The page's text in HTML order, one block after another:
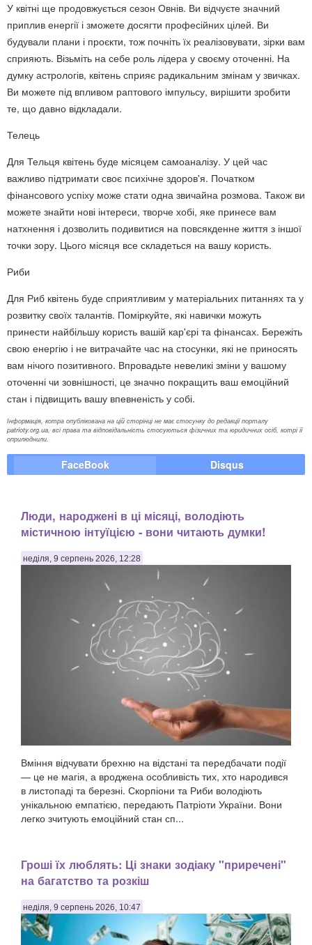
У квітні ще продовжується сезон Овнів. Ви відчуєте значний
приплив енергії і зможете досягти професійних цілей. Ви
будували плани і проєкти, тож почніть їх реалізовувати, зірки вам
сприяють. Візьміть на себе роль лідера у своєму оточенні. На
думку астрологів, квітень сприяє радикальним змінам у звичках.
Ви можете під впливом раптового імпульсу, вирішити зробити
те, що давно відкладали.
Телець
Для Тельця квітень буде місяцем самоаналізу. У цей час
важливо підтримати своє психічне здоров'я. Початком
фінансового успіху може стати одна звичайна розмова. Також ви
можете знайти нові інтереси, творче хобі, яке принесе вам
натхнення і дозволить подивитися на повсякденне життя з іншої
точки зору. Цього місяця все складеться на вашу користь.
Риби
Для Риб квітень буде сприятливим у матеріальних питаннях та у
розвитку своїх талантів. Поміркуйте, які навички можуть
принести найбільшу користь вашій кар'єрі та фінансах. Бережіть
свою енергію і не витрачайте час на стосунки, які не приносять
вам нічого позитивного. Впровадьте невеликі зміни у вашому
оточенні чи зовнішності, це значно покращить ваш емоційний
стан і підвищить вашу впевненість у собі.
Інформація, котра опублікована на цій сторінці не має стосунку до редакції порталу
patrioty.org.ua, всі права та відповідальність стосуються фізичних та юридичних осіб, котрі її
оприлюднили.
FaceBook Disqus
Люди, народжені в ці місяці, володіють
містичною інтуїцією - вони читають думки!
неділя, 9 серпень 2026, 12:28
Вміння відчувати брехню на відстані та передбачати події
— це не магія, а вроджена особливість тих, хто народився
в листопаді та березні. Скорпіони та Риби володіють
унікальною емпатією, передають Патріоти України. Вони
легко зчитують емоційний стан сп...
Гроші їх люблять: Ці знаки зодіаку "приречені"
на багатство та розкіш
неділя, 9 серпень 2026, 10:47